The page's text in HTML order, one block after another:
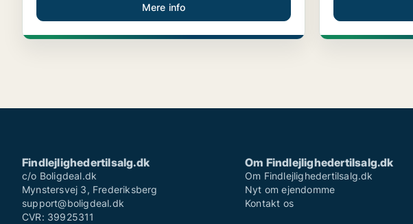
Mere info
Findlejlighedertilsalg.dk
c/o Boligdeal.dk
Mynstersvej 3, Frederiksberg
support@boligdeal.dk
CVR: 39925311
Om Findlejlighedertilsalg.dk
Om Findlejlighedertilsalg.dk
Nyt om ejendomme
Kontakt os